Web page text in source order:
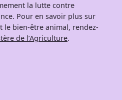
la lutte contre
Pour en savoir plus sur
le bien-être animal, rendez-
de l’Agriculture.